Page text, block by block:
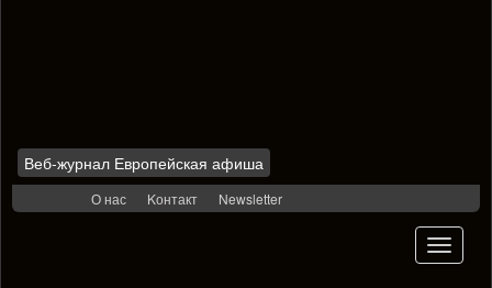
Веб-журнал Европейская афиша
О нас Kонтакт Newsletter
Toggle